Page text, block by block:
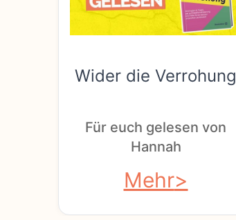
Wider die Verrohung
Für euch gelesen von
Hannah
Mehr